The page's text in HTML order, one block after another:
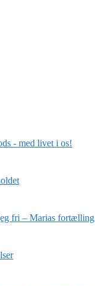
- med livet i os!
fri – Marias fortælling